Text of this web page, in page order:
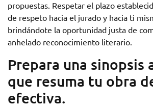
propuestas. Respetar el plazo
de respeto hacia el jurado y hacia ti
brindándote la oportunidad justa de
anhelado reconocimiento literario.
Prepara una sinopsis
que resuma tu obra
efectiva.